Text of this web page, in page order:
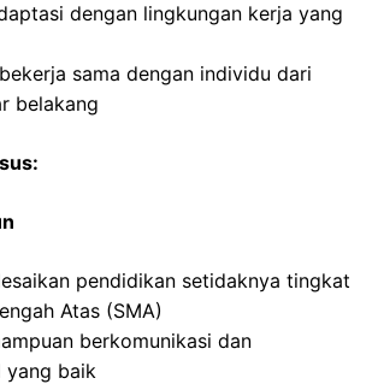
dengan lingkungan kerja yang
sama dengan individu dari
belakang
pendidikan setidaknya tingkat
Atas (SMA)
berkomunikasi dan
yang baik